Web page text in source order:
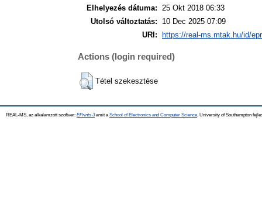
Elhelyezés dátuma: 25 Okt 2018 06:33
Utolsó változtatás:
10 Dec 2025 07:09
URI:
https://real-ms.mtak.hu/id/
Actions (login required)
Tétel szekesztése
REAL-MS, az alkalamzott szoftver: EPrints 3amit a School of Electronics and Computer Science , University of Southampton